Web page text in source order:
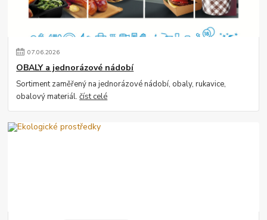
07.06.2026
OBALY a jednorázové nádobí
Sortiment zaměřený na jednorázové nádobí, obaly, rukavice,
obalový materiál.číst celé